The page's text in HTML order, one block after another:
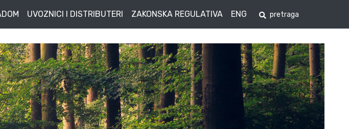
UVOZNICI I DISTRIBUTERI ZAKONSKA REGULATIVA ENG